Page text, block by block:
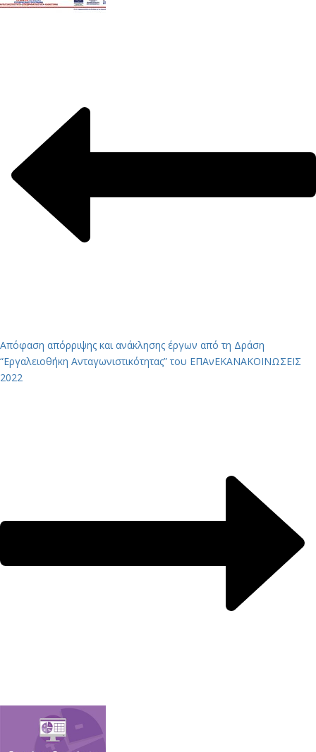
Απόφαση απόρριψης και ανάκλησης έργων από τη Δράση
“Εργαλειοθήκη Ανταγωνιστικότητας” του ΕΠΑνΕΚΑΝΑΚΟΙΝΩΣΕΙΣ
2022